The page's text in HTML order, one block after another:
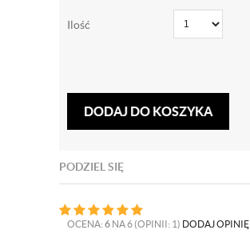
Ilość
DODAJ DO KOSZYKA
PODZIEL SIĘ
OCENA: 6 NA 6 (OPINII: 1) DODAJ OPINIĘ